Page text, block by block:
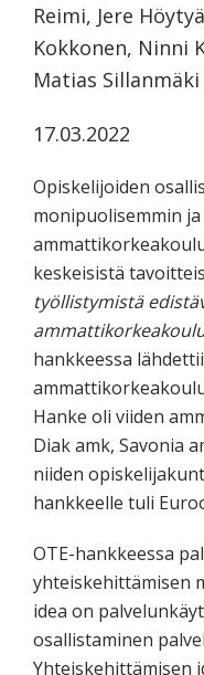
Reimi, Jere
Kokkonen, Ninni
Matias
17.03.2022
Opiskelijoiden
monipuolisemmin
keskeisistä
työllistymistä
hankkeessa
Hanke oli viiden
Diak amk, Savonia
niiden
hankkeelle tuli
OTE-hankkeessa
yhteiskehittämisen
idea on
osallistaminen
Yhteiskehittämisen